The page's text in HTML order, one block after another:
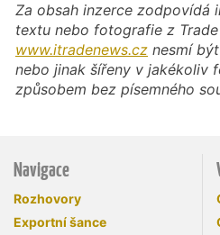
Za obsah inzerce zodpovídá
textu nebo fotografie z
www.itradenews.cz nesmí
nebo jinak šířeny v jakékoliv
způsobem bez písemného
Navigace
Rozhovory
Exportní šance